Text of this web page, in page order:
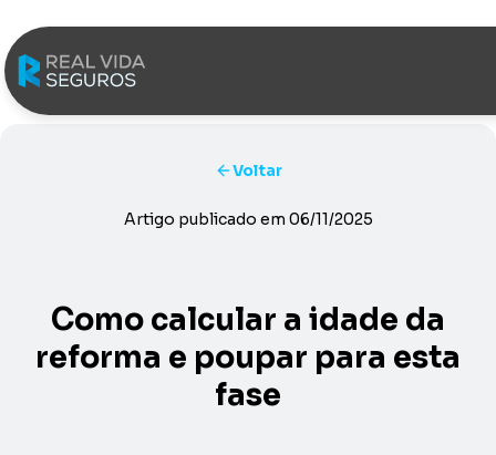
Saltar para o conteúdo
Voltar
Artigo publicado em 06/11/2025
Como calcular a idade da
reforma e poupar para esta
fase